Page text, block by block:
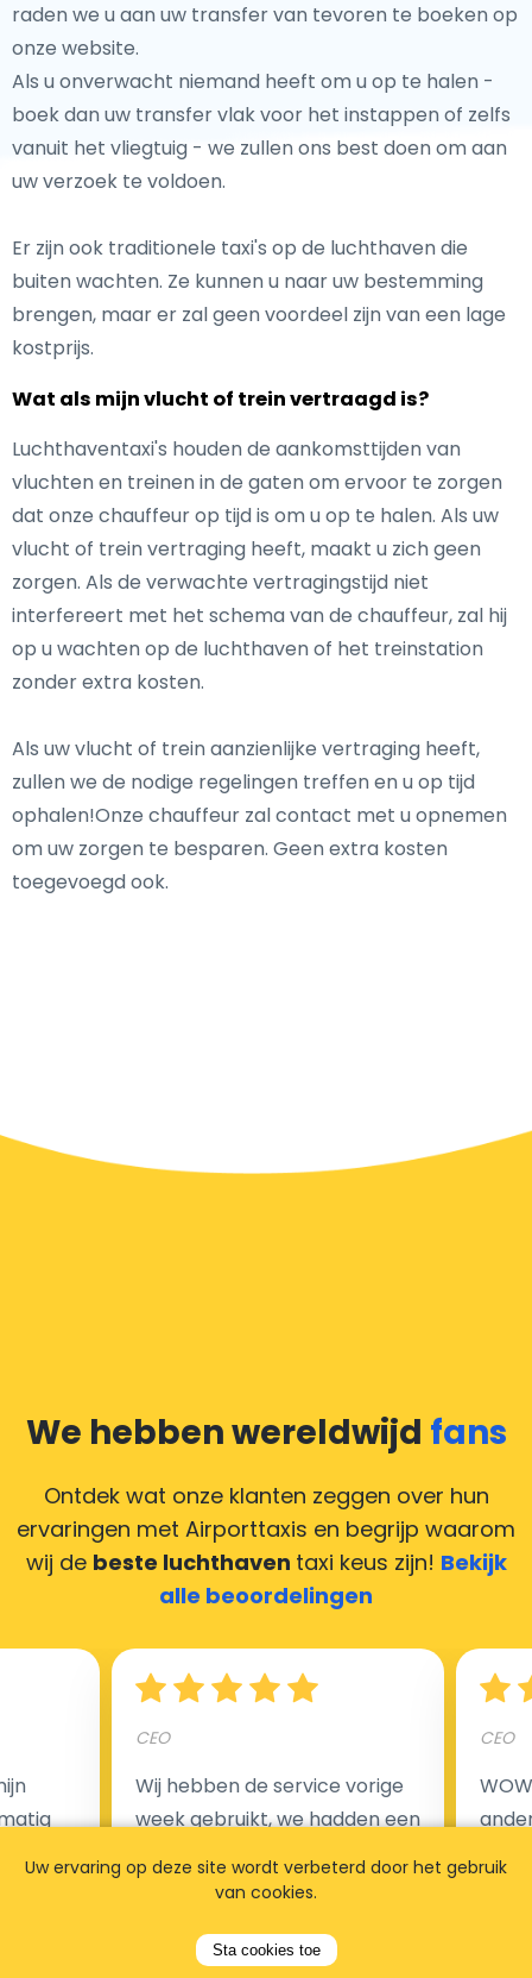
raden we u aan uw transfer van tevoren te boeken op
onze website.
Als u onverwacht niemand heeft om u op te halen -
boek dan uw transfer vlak voor het instappen of zelfs
vanuit het vliegtuig - we zullen ons best doen om aan
uw verzoek te voldoen.
Er zijn ook traditionele taxi's op de luchthaven die
buiten wachten. Ze kunnen u naar uw bestemming
brengen, maar er zal geen voordeel zijn van een lage
kostprijs.
Wat als mijn vlucht of trein vertraagd is?
Luchthaventaxi's houden de aankomsttijden van
vluchten en treinen in de gaten om ervoor te zorgen
dat onze chauffeur op tijd is om u op te halen. Als uw
vlucht of trein vertraging heeft, maakt u zich geen
zorgen. Als de verwachte vertragingstijd niet
interfereert met het schema van de chauffeur, zal hij
op u wachten op de luchthaven of het treinstation
zonder extra kosten.
Als uw vlucht of trein aanzienlijke vertraging heeft,
zullen we de nodige regelingen treffen en u op tijd
ophalen!Onze chauffeur zal contact met u opnemen
om uw zorgen te besparen. Geen extra kosten
toegevoegd ook.
We hebben wereldwijd fans
Ontdek wat onze klanten zeggen over hun
ervaringen met Airporttaxis en begrijp waarom
wij de beste luchthaven taxi keus zijn! Bekijk
alle beoordelingen
CEO
Wij hebben de service vorige
week gebruikt, we hadden een
naar Charleroi. De prijs was
personen), de mini-bus was
CEO
Uw ervaring op deze site wordt verbeterd door het gebruik
van cookies.
Sta cookies toe